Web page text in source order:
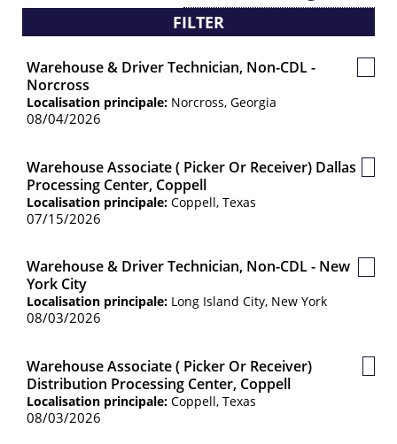
FILTER
Warehouse & Driver Technician, Non-CDL -
Norcross
Localisation principale: Norcross, Georgia
08/04/2026
Warehouse Associate ( Picker Or Receiver) Dallas
Processing Center, Coppell
Localisation principale: Coppell, Texas
07/15/2026
Warehouse & Driver Technician, Non-CDL - New
York City
Localisation principale: Long Island City, New York
08/03/2026
Warehouse Associate ( Picker Or Receiver)
Distribution Processing Center, Coppell
Localisation principale: Coppell, Texas
08/03/2026